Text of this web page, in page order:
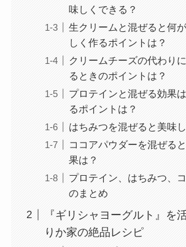
味しくできる？
生クリームと混ぜると何
しく作るポイントは？
クリームチーズの代わり
るときのポイントは？
プロテインと混ぜる効果
るポイントは？
はちみつを混ぜると美味
ココアパウダーを混ぜる
果は？
プロテイン、はちみつ、
のまとめ
『ギリシャヨーグルト』を
りか家の絶品レシピ